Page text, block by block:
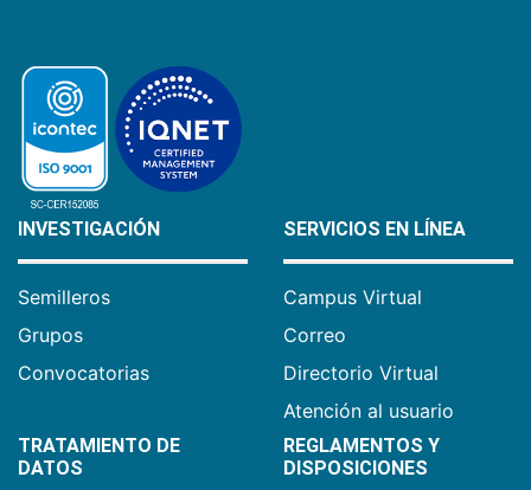
INVESTIGACIÓN
Semilleros
Grupos
Convocatorias
SERVICIOS EN LÍNEA
Campus Virtual
Correo
Directorio Virtual
Atención al usuario
TRATAMIENTO DE
DATOS
REGLAMENTOS Y
DISPOSICIONES